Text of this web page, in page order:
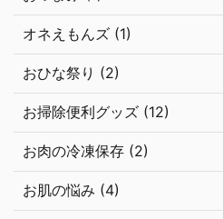
オネえもんズ (1)
おひな祭り (2)
お掃除便利グッズ (12)
お肉の冷凍保存 (2)
お肌の悩み (4)